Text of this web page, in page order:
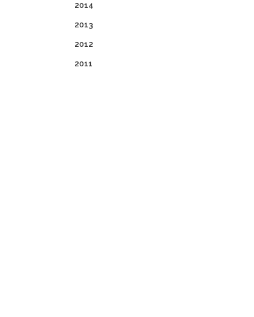
2014
2013
2012
2011